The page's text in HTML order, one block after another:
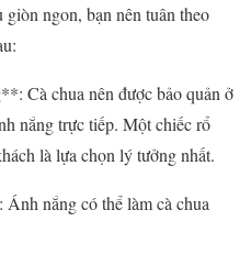
ngon, bạn nên tuân theo
Cà chua nên được bảo quản ở
nắng trực tiếp. Một chiếc rổ
là lựa chọn lý tưởng nhất.
nắng có thể làm cà chua